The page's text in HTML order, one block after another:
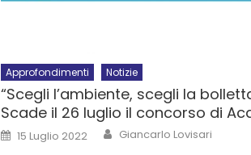
Approfondimenti Notizie
“Scegli l’ambiente, scegli la
Scade il 26 luglio il concorso di
15 Luglio 2022 Giancarlo Lovisari